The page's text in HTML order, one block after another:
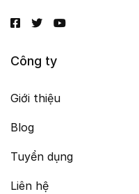
Công ty
Giới thiệu
Blog
Tuyển dụng
Liên hệ